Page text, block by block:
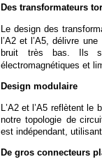
Des transformateurs
Le design des
l’A2 et l’A5, délivre une
bruit
très bas. Ils
électromagnétiques et
Design modulaire
L’A2 et l’A5 reflètent le
notre topologie de
est indépendant,
De gros connecteurs